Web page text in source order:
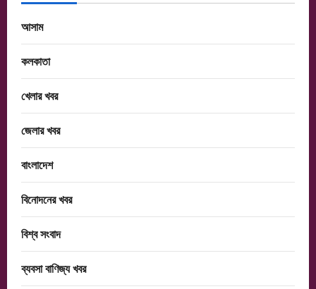
আসাম
কলকাতা
খেলার খবর
জেলার খবর
বাংলাদেশ
বিনোদনের খবর
বিশ্ব সংবাদ
ব্যবসা বাণিজ্য খবর